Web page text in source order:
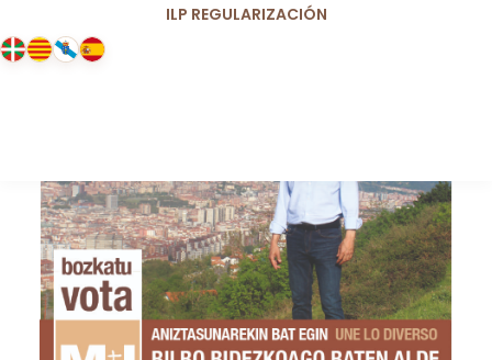
ILP REGULARIZACIÓN